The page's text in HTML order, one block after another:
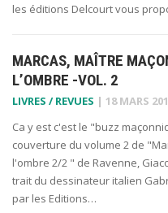
les éditions Delcourt vous
MARCAS, MAÎTRE
L’OMBRE -VOL. 2
LIVRES / REVUES | 18 MARS
Ca y est c'est le "buzz
couverture du volume 2 de
l'ombre 2/2 " de Ravenne,
trait du dessinateur italien
par les Editions…